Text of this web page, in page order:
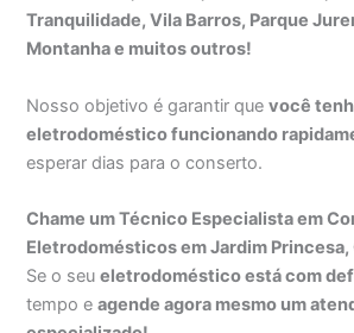
Tranquilidade, Vila Barros, Parque
Montanha e muitos outros!
Nosso objetivo é garantir quevocê
eletrodoméstico funcionando
esperar dias para o conserto.
Chame um Técnico Especialista em
Eletrodomésticos em Jardim Princesa,
Se o seueletrodoméstico está com
tempo eagende agora mesmo um